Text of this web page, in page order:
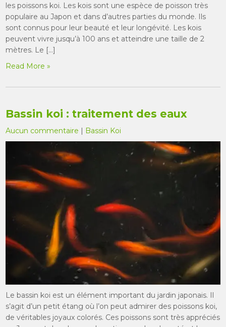
les poissons koi. Les kois sont une espèce de poisson très
populaire au Japon et dans d’autres parties du monde. Ils
sont connus pour leur beauté et leur longévité. Les kois
peuvent vivre jusqu’à 100 ans et atteindre une taille de 2
mètres. Le […]
Read More »
Bassin koi : traitement des eaux
Aucun commentaire | Bassin Koi
Le bassin koi est un élément important du jardin japonais. Il
s’agit d’un petit étang où l’on peut admirer des poissons koi,
de véritables joyaux colorés. Ces poissons sont très appréciés